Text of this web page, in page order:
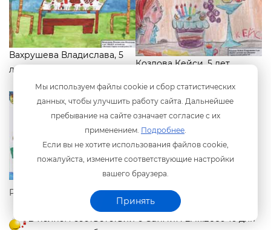
Мы используем файлы cookie и сбор статистических
данных, чтобы улучшить работу сайта. Дальнейшее
пребывание на сайте означает согласие с их
применением. Подробнее.
Если вы не хотите использования файлов cookie,
пожалуйста, измените соответствующие настройки
ашего браузера.
Принять
ахрушева Владислава, 5
лет
Козлова Кейси, 5 лет
Рылова Елизавета, 6 лет
полном соответствии с СанПиН 2.4.1.2660-10 для